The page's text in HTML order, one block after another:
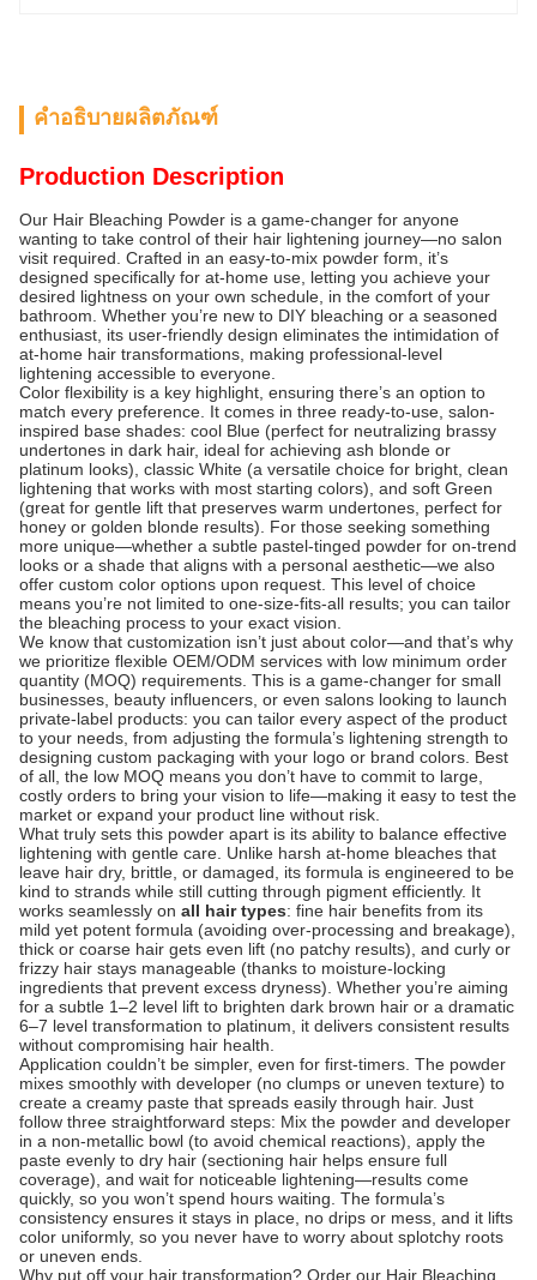
คำอธิบายผลิตภัณฑ์
Production Description
Our Hair Bleaching Powder is a game-changer for anyone
wanting to take control of their hair lightening journey—no salon
visit required. Crafted in an easy-to-mix powder form, it’s
designed specifically for at-home use, letting you achieve your
desired lightness on your own schedule, in the comfort of your
bathroom. Whether you’re new to DIY bleaching or a seasoned
enthusiast, its user-friendly design eliminates the intimidation of
at-home hair transformations, making professional-level
lightening accessible to everyone.
Color flexibility is a key highlight, ensuring there’s an option to
match every preference. It comes in three ready-to-use, salon-
inspired base shades: cool Blue (perfect for neutralizing brassy
undertones in dark hair, ideal for achieving ash blonde or
platinum looks), classic White (a versatile choice for bright, clean
lightening that works with most starting colors), and soft Green
(great for gentle lift that preserves warm undertones, perfect for
honey or golden blonde results). For those seeking something
more unique—whether a subtle pastel-tinged powder for on-trend
looks or a shade that aligns with a personal aesthetic—we also
offer custom color options upon request. This level of choice
means you’re not limited to one-size-fits-all results; you can tailor
the bleaching process to your exact vision.
We know that customization isn’t just about color—and that’s why
we prioritize flexible OEM/ODM services with low minimum order
quantity (MOQ) requirements. This is a game-changer for small
businesses, beauty influencers, or even salons looking to launch
private-label products: you can tailor every aspect of the product
to your needs, from adjusting the formula’s lightening strength to
designing custom packaging with your logo or brand colors. Best
of all, the low MOQ means you don’t have to commit to large,
costly orders to bring your vision to life—making it easy to test the
market or expand your product line without risk.
What truly sets this powder apart is its ability to balance effective
lightening with gentle care. Unlike harsh at-home bleaches that
leave hair dry, brittle, or damaged, its formula is engineered to be
kind to strands while still cutting through pigment efficiently. It
works seamlessly on all hair types: fine hair benefits from its
mild yet potent formula (avoiding over-processing and breakage),
thick or coarse hair gets even lift (no patchy results), and curly or
frizzy hair stays manageable (thanks to moisture-locking
ingredients that prevent excess dryness). Whether you’re aiming
for a subtle 1–2 level lift to brighten dark brown hair or a dramatic
6–7 level transformation to platinum, it delivers consistent results
without compromising hair health.
Application couldn’t be simpler, even for first-timers. The powder
mixes smoothly with developer (no clumps or uneven texture) to
create a creamy paste that spreads easily through hair. Just
follow three straightforward steps: Mix the powder and developer
in a non-metallic bowl (to avoid chemical reactions), apply the
paste evenly to dry hair (sectioning hair helps ensure full
coverage), and wait for noticeable lightening—results come
quickly, so you won’t spend hours waiting. The formula’s
consistency ensures it stays in place, no drips or mess, and it lifts
color uniformly, so you never have to worry about splotchy roots
or uneven ends.
Why put off your hair transformation? Order our Hair Bleaching